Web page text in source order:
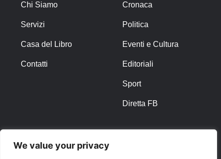
We value your privacy
Chi Siamo
Servizi
Casa del Libro
Contatti
Cronaca
Politica
Eventi e Cultura
Editoriali
Sport
Diretta FB